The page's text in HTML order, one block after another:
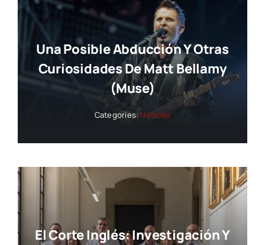
Una Posible Abducción Y Otras
Curiosidades De Matt Bellamy
(Muse)
Categories: Noticias
El Corte Inglés: Investigación Y